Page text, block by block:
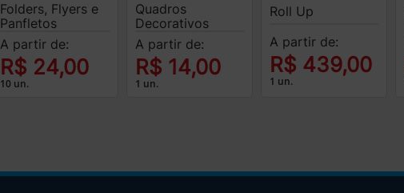
Folders, Flyers e
Panfletos
A partir de:
R$ 24,00
10 un.
Quadros
Decorativos
A partir de:
R$ 14,00
1 un.
Roll Up
A partir de:
R$ 439,00
1 un.